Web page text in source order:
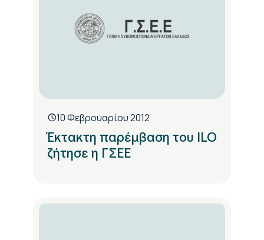
10 Φεβρουαρίου 2012
Έκτακτη παρέμβαση του ILO
ζήτησε η ΓΣΕΕ